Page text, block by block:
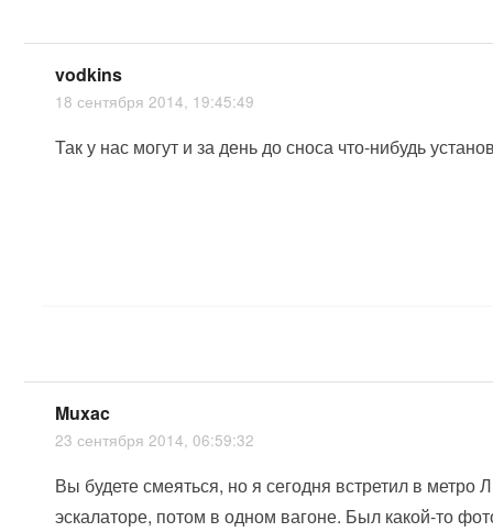
vodkins
18 сентября 2014, 19:45:49
Так у нас могут и за день до сноса что-нибудь
Muxac
23 сентября 2014, 06:59:32
Вы будете смеяться, но я сегодня встретил в
эскалаторе, потом в одном вагоне. Был какой-то